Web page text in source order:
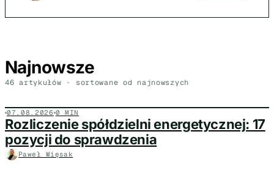
Najnowsze
46 artykułów · sortowane od najnowszych
07.08.2026 0 MIN
Rozliczenie spółdzielni energetycznej: 17
pozycji do sprawdzenia
Paweł Więsak